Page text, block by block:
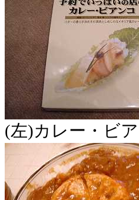
(左)カレー・ビ